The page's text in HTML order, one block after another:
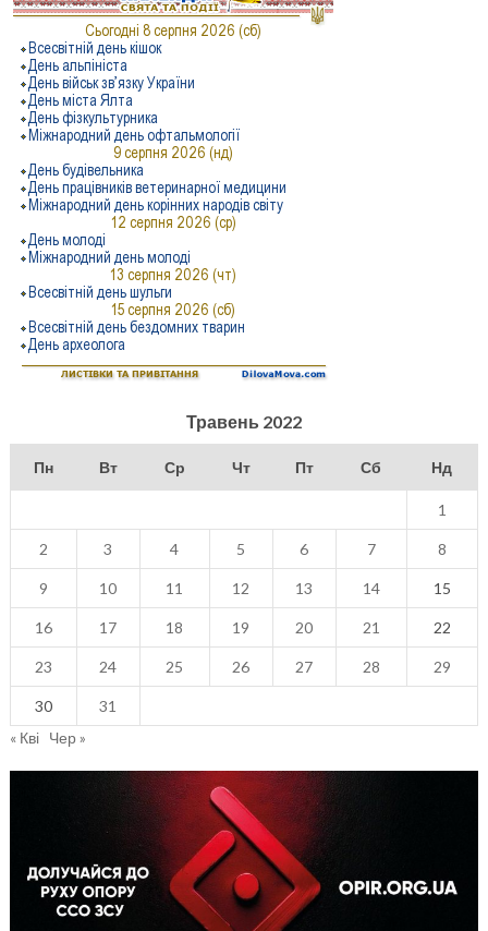
Травень 2022
Пн Вт Ср Чт Пт Сб Нд
1
2 3 4 5 6 7 8
9 10 11 12 13 14 15
16 17 18 19 20 21 22
23 24 25 26 27 28 29
30
31
« Кві Чер »